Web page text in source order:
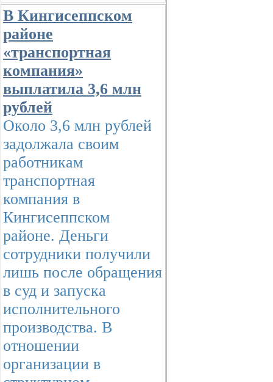
В Кингисеппском
районе
«транспортная
компания»
выплатила 3,6 млн
рублей
Около 3,6 млн рублей
задолжала своим
работникам
транспортная
компания в
Кингисеппском
районе. Деньги
сотрудники получили
лишь после обращения
в суд и запуска
исполнительного
производства. В
отношении
организации в